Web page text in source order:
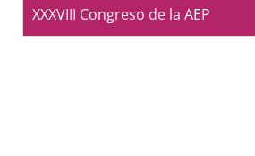
XXXVIII Congreso de la AEP